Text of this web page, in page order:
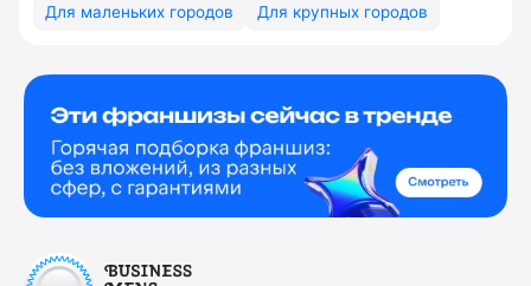
Для маленьких городов
Для крупных городов